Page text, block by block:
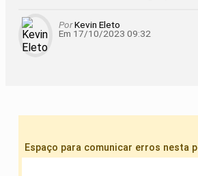
PorKevin Eleto
Em 17/10/2023 09:32
Espaço para comunicar erros nesta